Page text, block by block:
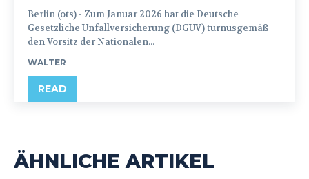
Berlin (ots) - Zum Januar 2026 hat die Deutsche
Gesetzliche Unfallversicherung (DGUV) turnusgemäß
den Vorsitz der Nationalen...
WALTER
READ
ÄHNLICHE ARTIKEL